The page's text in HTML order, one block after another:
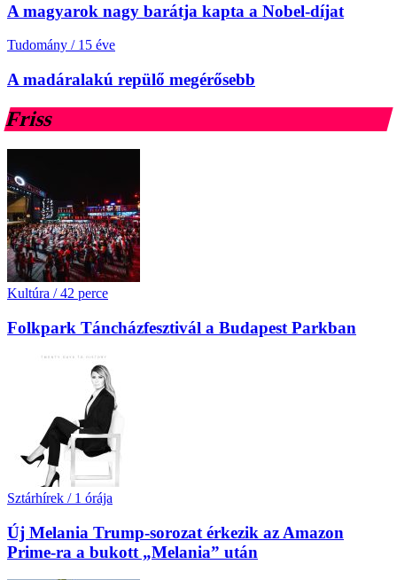
A magyarok nagy barátja kapta a Nobel-díjat
Tudomány / 15 éve
A madáralakú repülő megérősebb
Friss
Kultúra / 42 perce
Folkpark Táncházfesztivál a Budapest Parkban
Sztárhírek / 1 órája
Új Melania Trump-sorozat érkezik az Amazon
Prime-ra a bukott „Melania” után